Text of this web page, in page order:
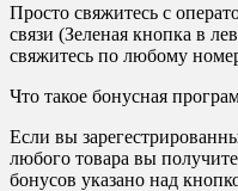
Просто свяжитесь с
связи (Зеленая кнопка в
свяжитесь по любому
Что такое бонусная
Если вы
любого товара вы
бонусов указано над